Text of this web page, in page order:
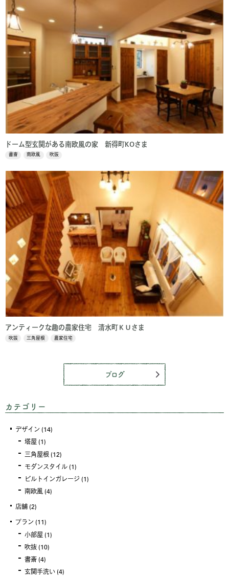
ドーム型玄関がある南欧風の家 新得町KOさま
書斎 南欧風 吹抜
アンティークな趣の農家住宅 清水町ＫＵさま
吹抜 三角屋根 農家住宅
ブログ
カテゴリー
デザイン (14)
塔屋 (1)
三角屋根 (12)
モダンスタイル (1)
ビルトインガレージ (1)
南欧風 (4)
店舗 (2)
プラン (11)
小部屋 (1)
吹抜 (10)
書斎 (4)
玄関手洗い (4)